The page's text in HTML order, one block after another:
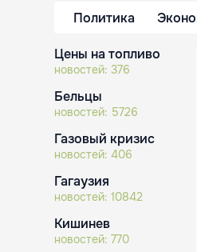
Политика
Цены на топливо
новостей: 376
Бельцы
новостей: 5726
Газовый кризис
новостей: 406
Гагаузия
новостей: 10842
Кишинев
новостей: 770